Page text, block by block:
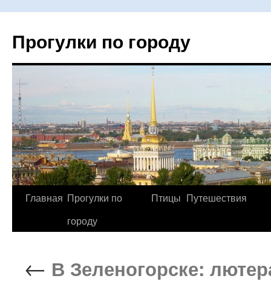
Прогулки по городу
Перейти
Главная Прогулки по
городу
Птицы Путешествия
← В Зеленогорске: